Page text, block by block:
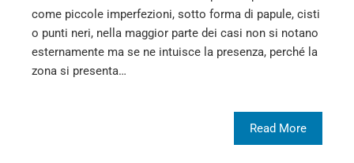
come piccole imperfezioni, sotto forma di papule, cisti
o punti neri, nella maggior parte dei casi non si notano
esternamente ma se ne intuisce la presenza, perché la
zona si presenta…
Read More